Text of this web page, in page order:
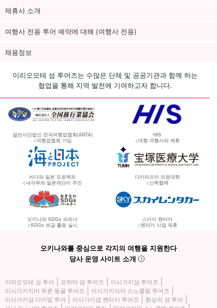
간을 선택하여 신청하셔야 합니다.
페리는 아래 항공편을 신청해 주십시오.
출발 8:00 / 도착 17:05
< 페리 요금에 관하여
고객 사정으로 인한 지연은 고객 부담, 당사 사정으로 인한 지연은
당사 부담입니다.
이시가키항 낙도 터미널에서 페리를 타는 방법,
예약 후 발송되는 예
약 완료 메일에 기재된 절차에 따라 승선해 주십시오.주십시오.
제휴사 소개
여행사 전용 투어 예약에 대해 (여행사 전용)
채용정보
이리오모테 섬 투어즈는 수많은 단체 및 공공기관과 함께 하는
협업을 통해 지역 발전에 기여하고자 합니다.
일반사단법인 전국여행업협회(ANTA)
<여행업협회 가입
HIS
<대형 여행사와 제휴
바다와 일본 프로젝트
<내각부와 일본재단이 추진
다카라즈카 의료대학
<산학협력
오키나와 SDGs 파트너
<SDGs 보급 활동 실시
스카이 렌터카
<렌터카 사업 제휴
오키나와를 중심으로 각지의 여행을 지원한다
당사 운영 사이트 소개
이리오모테 섬 투어 오하마 섬 투어즈
이시가키섬 투어즈
이시가키지마 푸른 동굴 투어즈
이시가키지마 스노클링 투어즈
이시가키섬 다이빙 투어
이시가키섬 렌터카 투어즈
환상의 섬 투어